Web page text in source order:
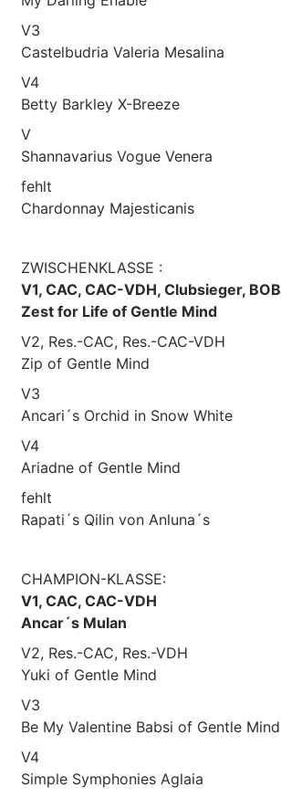
V3
Castelbudria Valeria Mesalina
V4
Betty Barkley X-Breeze
V
Shannavarius Vogue Venera
fehlt
Chardonnay Majesticanis
ZWISCHENKLASSE :
V1, CAC, CAC-VDH, Clubsieger, BOB
Zest for Life of Gentle Mind
V2, Res.-CAC, Res.-CAC-VDH
Zip of Gentle Mind
V3
Ancari´s Orchid in Snow White
V4
Ariadne of Gentle Mind
fehlt
Rapati´s Qilin von Anluna´s
CHAMPION-KLASSE:
V1, CAC, CAC-VDH
Ancar´s Mulan
V2, Res.-CAC, Res.-VDH
Yuki of Gentle Mind
V3
Be My Valentine Babsi of Gentle Mind
V4
Simple Symphonies Aglaia